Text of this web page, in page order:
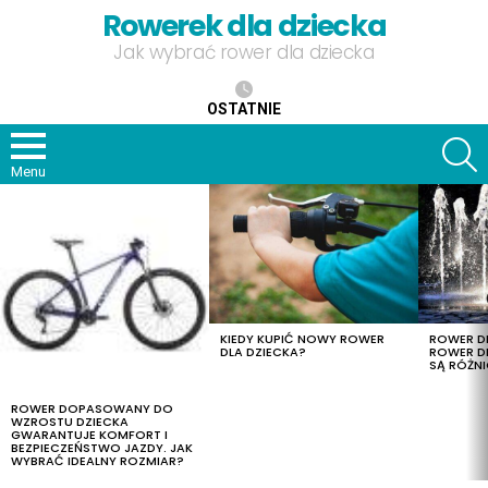
Rowerek dla dziecka
Jak wybrać rower dla dziecka
OSTATNIE
Menu
ROWER DOPASOWANY DO
WZROSTU DZIECKA
GWARANTUJE KOMFORT I
BEZPIECZEŃSTWO JAZDY. JAK
WYBRAĆ IDEALNY ROZMIAR?
KIEDY KUPIĆ NOWY ROWER
DLA DZIECKA?
ROWER
ROWER
SĄ